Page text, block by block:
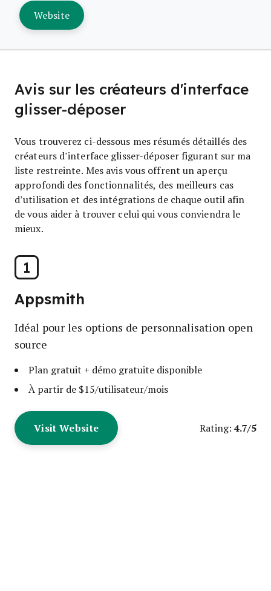
Website
Avis sur les créateurs d'interface
glisser-déposer
Vous trouverez ci-dessous mes résumés détaillés des
créateurs d’interface glisser-déposer figurant sur ma
liste restreinte. Mes avis vous offrent un aperçu
approfondi des fonctionnalités, des meilleurs cas
d’utilisation et des intégrations de chaque outil afin
de vous aider à trouver celui qui vous conviendra le
mieux.
1
Appsmith
Idéal pour les options de personnalisation open
source
Plan gratuit + démo gratuite disponible
À partir de $15/utilisateur/mois
Visit Website Rating: 4.7/5